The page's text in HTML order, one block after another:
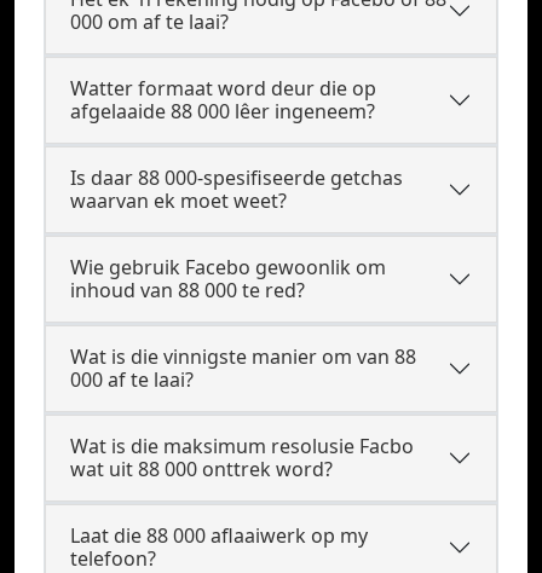
000 om af te laai?
Watter formaat word deur die op
afgelaaide 88 000 lêer ingeneem?
Is daar 88 000-spesifiseerde getchas
waarvan ek moet weet?
Wie gebruik Facebo gewoonlik om
inhoud van 88 000 te red?
Wat is die vinnigste manier om van 88
000 af te laai?
Wat is die maksimum resolusie Facbo
wat uit 88 000 onttrek word?
Laat die 88 000 aflaaiwerk op my
telefoon?